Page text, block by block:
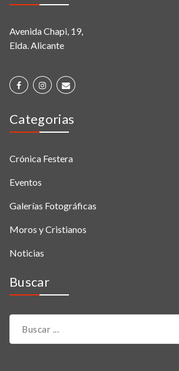
Avenida Chapi, 19,
Elda. Alicante
Categorias
Crónica Festera
Eventos
Galerías Fotográficas
Moros y Cristianos
Noticias
Buscar